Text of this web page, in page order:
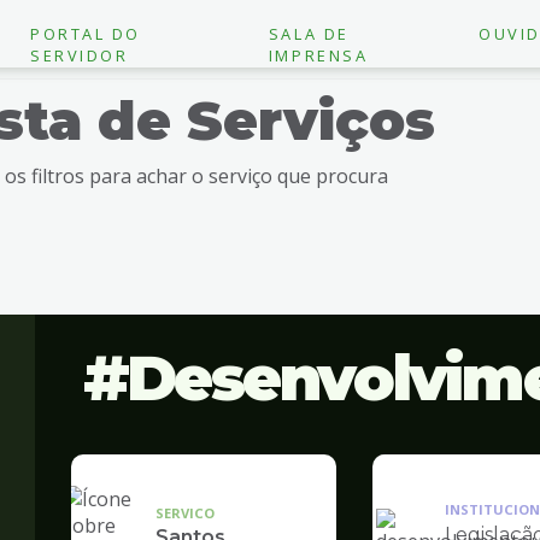
PORTAL DO
SERVIDOR
SALA DE
IMPRENSA
de Serviços
os filtros para achar o serviço que procura
SERVICO